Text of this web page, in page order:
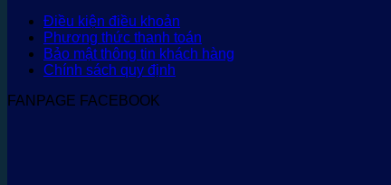
Điều kiện điều khoản
Phương thức thanh toán
Bảo mật thông tin khách hàng
Chính sách quy định
FANPAGE FACEBOOK